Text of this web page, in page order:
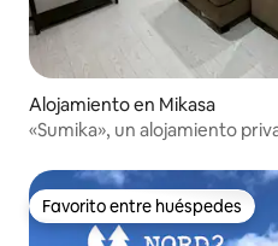
Alojamiento en Mikasa
«Sumika», un alojamiento
Favorito entre huéspedes
Favorito entre huéspedes